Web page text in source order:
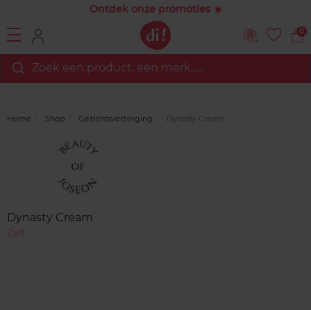
Ontdek onze promoties ☀️
0
Zoek een product, een merk…...
Home Shop Gezichtsverzorging Dynasty Cream
Dynasty Cream
Zalf